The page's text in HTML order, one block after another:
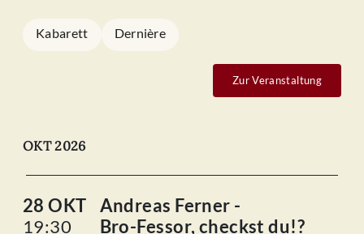
Kabarett Dernière
Zur Veranstaltung
OKT 2026
28 OKT
19:30
Andreas Ferner -
Bro-Fessor, checkst du!?